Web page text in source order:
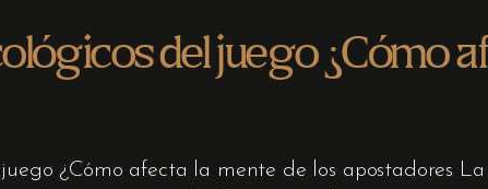
del juego ¿Cómo
¿Cómo afecta la mente de los apostadores